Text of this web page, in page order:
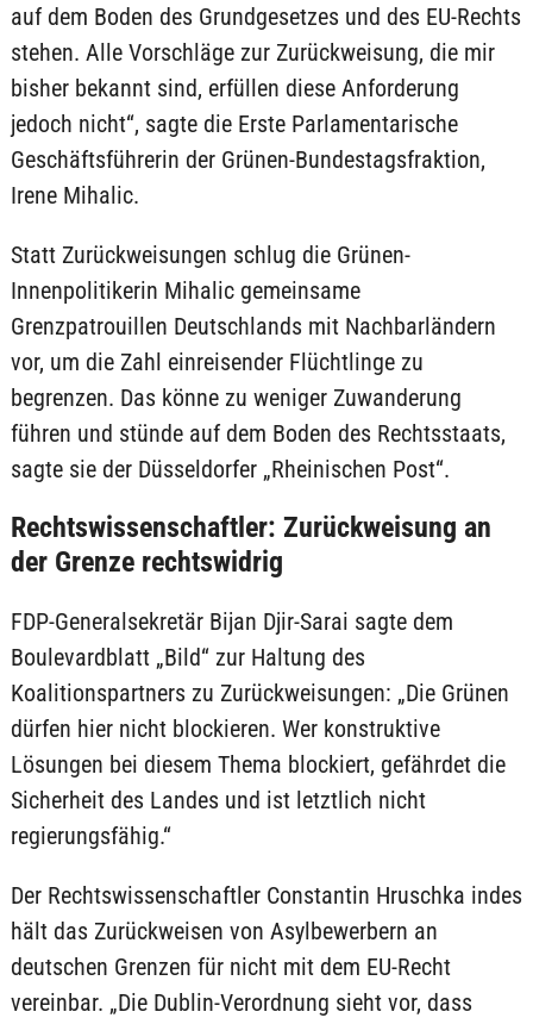
auf dem Boden des Grundgesetzes und des EU-Rechts
stehen. Alle Vorschläge zur Zurückweisung, die mir
bisher bekannt sind, erfüllen diese Anforderung
jedoch nicht“, sagte die Erste Parlamentarische
Geschäftsführerin der Grünen-Bundestagsfraktion,
Irene Mihalic.
Statt Zurückweisungen schlug die Grünen-
Innenpolitikerin Mihalic gemeinsame
Grenzpatrouillen Deutschlands mit Nachbarländern
vor, um die Zahl einreisender Flüchtlinge zu
begrenzen. Das könne zu weniger Zuwanderung
führen und stünde auf dem Boden des Rechtsstaats,
sagte sie der Düsseldorfer „Rheinischen Post“.
Rechtswissenschaftler: Zurückweisung an
der Grenze rechtswidrig
FDP-Generalsekretär Bijan Djir-Sarai sagte dem
Boulevardblatt „Bild“ zur Haltung des
Koalitionspartners zu Zurückweisungen: „Die Grünen
dürfen hier nicht blockieren. Wer konstruktive
Lösungen bei diesem Thema blockiert, gefährdet die
Sicherheit des Landes und ist letztlich nicht
regierungsfähig.“
Der Rechtswissenschaftler Constantin Hruschka indes
hält das Zurückweisen von Asylbewerbern an
deutschen Grenzen für nicht mit dem EU-Recht
vereinbar. „Die Dublin-Verordnung sieht vor, dass